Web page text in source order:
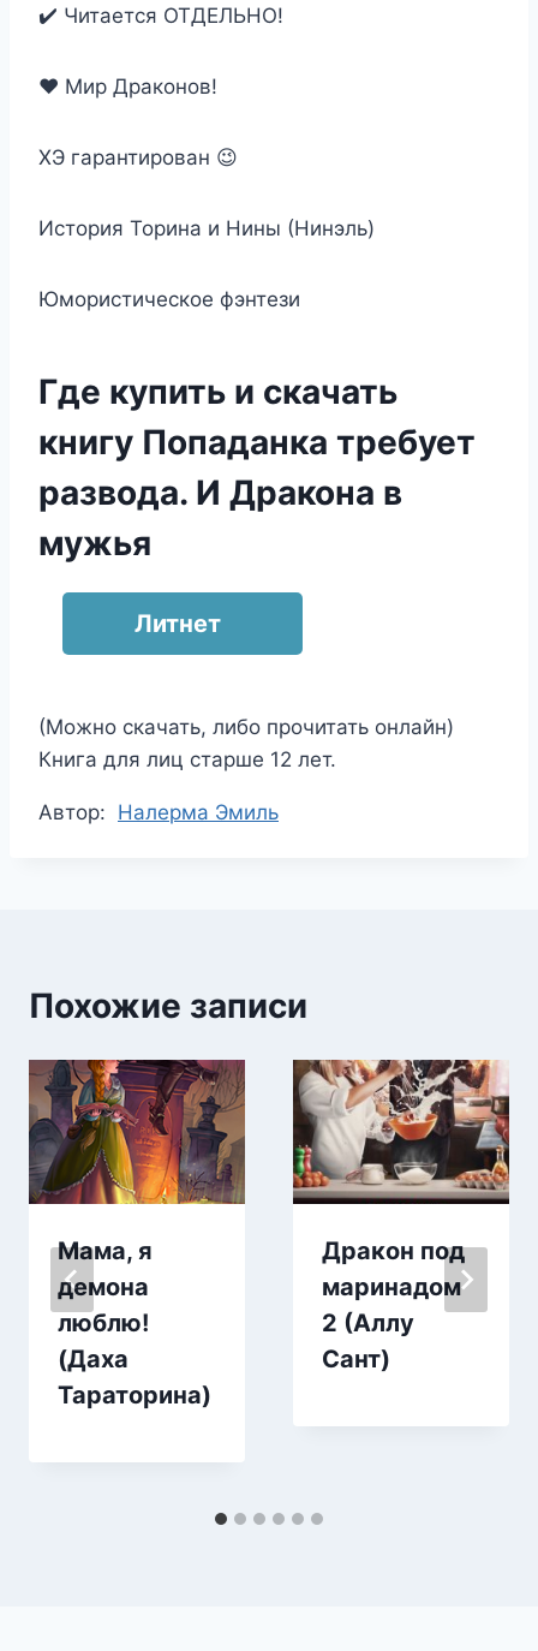
✔️ Читается ОТДЕЛЬНО!
❤️ Мир Драконов!
ХЭ гарантирован 😉
История Торина и Нины (Нинэль)
Юмористическое фэнтези
Где купить и скачать
книгу Попаданка требует
развода. И Дракона в
мужья
Литнет
(Можно скачать, либо прочитать онлайн)
Книга для лиц старше 12 лет.
Метки
Автор: Налерма Эмиль
Похожие записи
Мама, я
демона
люблю!
(Даха
Тараторина)
Дракон под
маринадом
2 (Аллу
Сант)